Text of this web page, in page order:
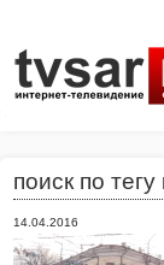
поиск по
14.04.2016